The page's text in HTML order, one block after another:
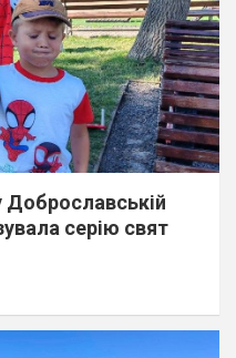
Доброславській
серію свят